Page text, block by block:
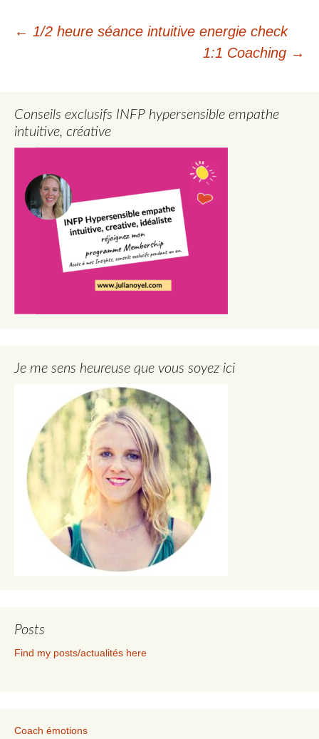
Navigation
← 1/2 heure séance intuitive energie check
1:1 Coaching →
Conseils exclusifs INFP hypersensible empathe
intuitive, créative
Je me sens heureuse que vous soyez ici
Posts
Find my posts/actualités here
Coach émotions